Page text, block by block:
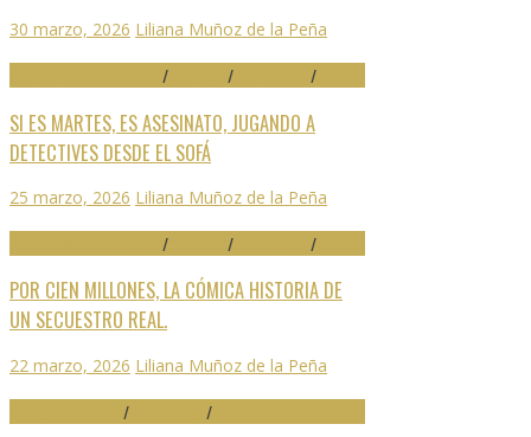
30 marzo, 2026 Liliana Muñoz de la Peña
/ / /
SI ES MARTES, ES ASESINATO, JUGANDO A
DETECTIVES DESDE EL SOFÁ
25 marzo, 2026 Liliana Muñoz de la Peña
/ / /
POR CIEN MILLONES, LA CÓMICA HISTORIA DE
UN SECUESTRO REAL.
22 marzo, 2026 Liliana Muñoz de la Peña
/ /